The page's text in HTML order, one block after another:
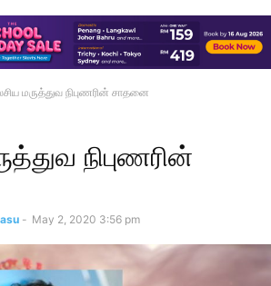
மருத்துவ நிபுணரின் சாதனை
நிபுணரின்
- May 2, 2020 3:56 pm